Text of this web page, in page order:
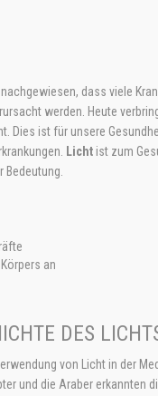
dass viele
werden. Heute
Dies ist für unsere
Licht ist zum
an
DES
von Licht in der
und die Araber erkannten